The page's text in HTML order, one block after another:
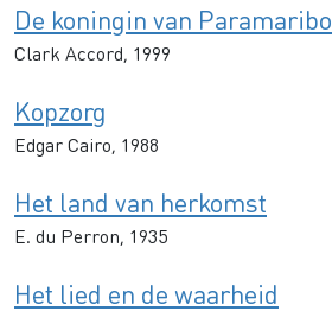
De koningin van Paramaribo
Clark Accord, 1999
Kopzorg
Edgar Cairo, 1988
Het land van herkomst
E. du Perron, 1935
Het lied en de waarheid